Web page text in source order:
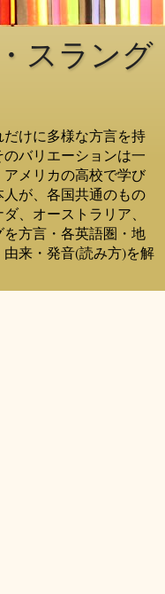
スラング
だけに多様な方言を持
バリエーションは一
メリカの高校で学び
が、各国共通のもの
、オーストラリア、
方言・各英語圏・地
来・発音(読み方)を解